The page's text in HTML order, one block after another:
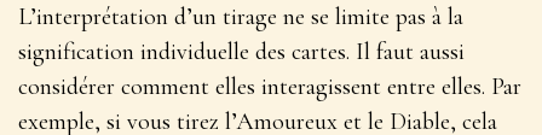
L’interprétation d’un tirage ne se limite pas à la
signification individuelle des cartes. Il faut aussi
considérer comment elles interagissent entre elles. Par
exemple, si vous tirez l’Amoureux et le Diable, cela